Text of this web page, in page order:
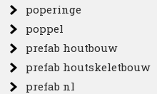
poperinge
poppel
prefab houtbouw
prefab houtskeletbouw
prefab nl